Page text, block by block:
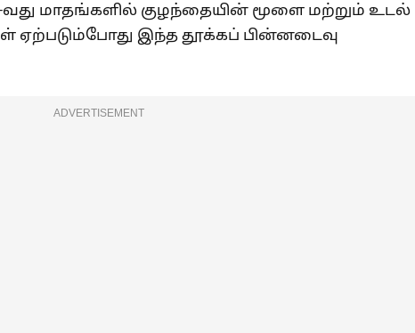
வது மாதங்களில் குழந்தையின் மூளை மற்றும் உடல்
ஏற்படும்போது இந்த தூக்கப் பின்னடைவு
ADVERTISEMENT